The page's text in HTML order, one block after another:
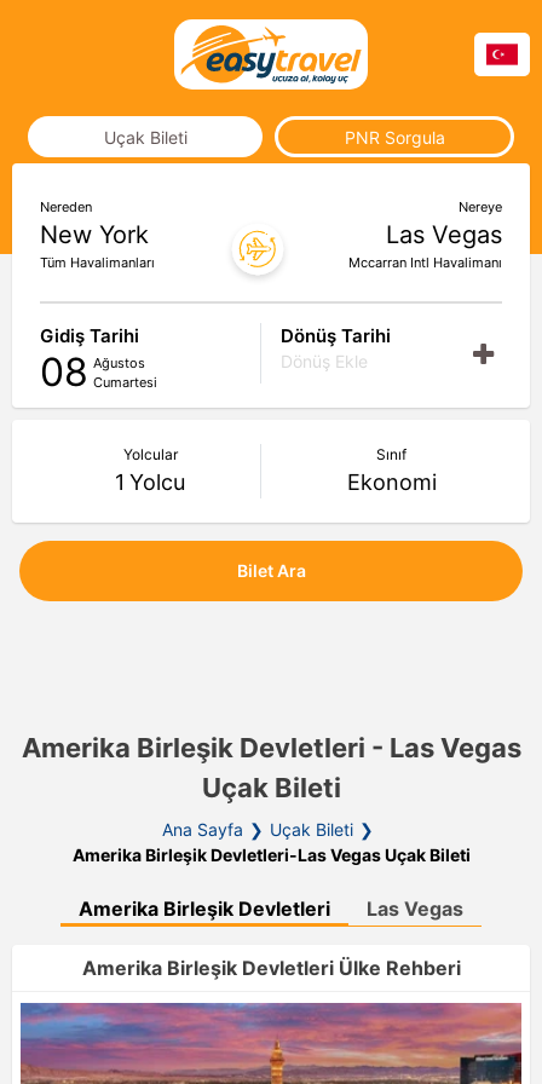
Uçak Bileti PNR Sorgula
Nereden
New York
Tüm Havalimanları
Nereye
Las Vegas
Mccarran Intl Havalimanı
Gidiş Tarihi
08 Ağustos
Cumartesi
Dönüş Tarihi
Dönüş Ekle
Yolcular
1 Yolcu
Sınıf
Ekonomi
Bilet Ara
Amerika Birleşik Devletleri - Las Vegas
Uçak Bileti
Ana Sayfa
Uçak Bileti
Amerika Birleşik Devletleri-Las Vegas Uçak Bileti
Amerika Birleşik Devletleri Las Vegas
Amerika Birleşik Devletleri Ülke Rehberi